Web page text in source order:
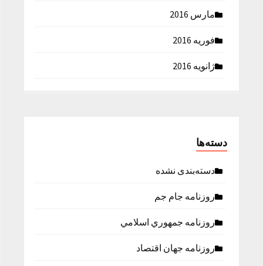
مارس 2016
فوریه 2016
ژانویه 2016
دسته‌ها
دسته‌بندی نشده
روزنامه جام جم
روزنامه جمهوري اسلامي
روزنامه جهان اقتصاد